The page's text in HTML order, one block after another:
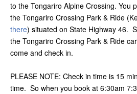
to the Tongariro Alpine Crossing. You
the Tongariro Crossing Park & Ride
there) situated on State Highway 46.
the Tongariro Crossing Park & Ride
come and check in.
PLEASE NOTE: Check in time is 15
time. So when you book at 6:30am